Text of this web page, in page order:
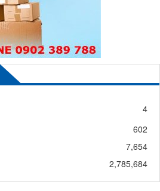
4
602
7,654
2,785,684